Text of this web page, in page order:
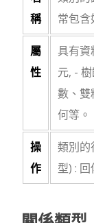
稱
常包含
屬
性
具有
元, -
數、雙
何等。
操
作
類別的
型) :